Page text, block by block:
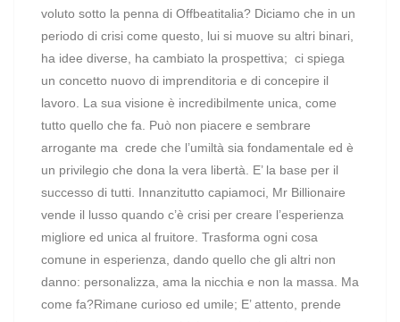
voluto sotto la penna di Offbeatitalia? Diciamo che in un
periodo di crisi come questo, lui si muove su altri binari,
ha idee diverse, ha cambiato la prospettiva; ci spiega
un concetto nuovo di imprenditoria e di concepire il
lavoro. La sua visione è incredibilmente unica, come
tutto quello che fa. Può non piacere e sembrare
arrogante ma crede che l’umiltà sia fondamentale ed è
un privilegio che dona la vera libertà. E’ la base per il
successo di tutti. Innanzitutto capiamoci, Mr Billionaire
vende il lusso quando c’è crisi per creare l’esperienza
migliore ed unica al fruitore. Trasforma ogni cosa
comune in esperienza, dando quello che gli altri non
danno: personalizza, ama la nicchia e non la massa. Ma
come fa?Rimane curioso ed umile; E’ attento, prende